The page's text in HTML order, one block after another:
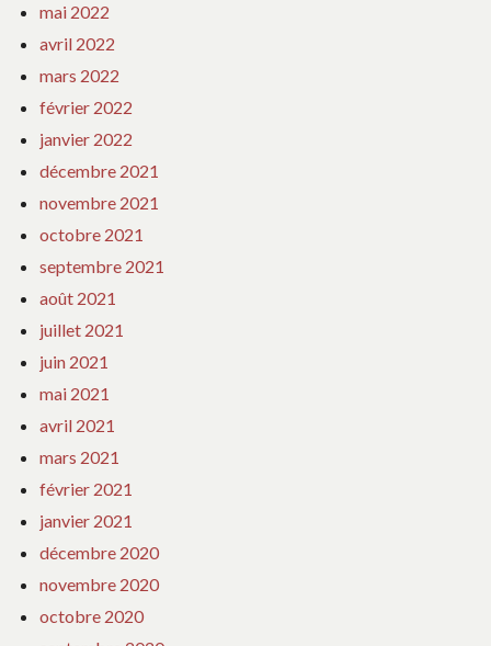
mai 2022
avril 2022
mars 2022
février 2022
janvier 2022
décembre 2021
novembre 2021
octobre 2021
septembre 2021
août 2021
juillet 2021
juin 2021
mai 2021
avril 2021
mars 2021
février 2021
janvier 2021
décembre 2020
novembre 2020
octobre 2020